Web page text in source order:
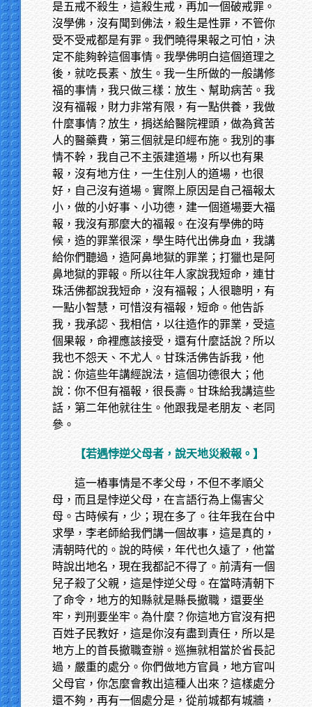
是五戒不殺生，這殺生戒，再加一個破戒罪。
沒學佛，沒有聞到佛法，殺生是性罪，不管你
受不受戒都是有罪。我們曉得果報之可怕，決
定不能夠幹這個事情。我學佛明白這個道理之
後，就吃長素、放生。我一生所做的一般講修
福的事情，我只做三樣：放生、幫助病苦。我
沒有福報，財力非常有限，有一點供養，我做
什麼事情？放生，捐送給醫院裡頭，做為貧苦
人的醫藥費，第三個就是印經布施。我別的事
情不幹，我自己不主張建道場，所以也有果
報，沒有地方住，一生住別人的道場，也很
好，自己沒有道場。實際上原因是自己福報太
小，做的小好事、小功德，建一個道場要大福
報，我沒有那麼大的福報。在沒有學佛的時
候，造的罪業很深，學生時代出佛身血，我講
給你們聽過，造阿鼻地獄的罪業；打獵也是阿
鼻地獄的罪報。所以往年人家說我短命，連甘
珠活佛都說我短命，沒有福報；人很聰明，有
一點小智慧，可惜沒有福報，短命。他告訴
我，我承認、我相信，以往造作的罪業，受這
個果報，命裡應該接受，還有什麼話說？所以
我也不怨天、不尤人。甘珠活佛告訴我，他
說：你這些年講經說法，這個功德很大；他
說：你不但有福報，很長壽。甘珠給我講這些
話，第二年他就往生。他跟我是老朋友、老同
參。
【若遇悖逆父母者，說天地災殺報。】
這一樁事情是不孝父母，不但不孝順父
母，而且是悖逆父母，在言語行為上傷害父
母。古時候有，少；現在多了。往年我在台中
求學，李老師給我們講一個故事，這是真的，
清朝時代的。說的時候，年代也久遠了，他當
時說出地名，現在我都記不得了。前清有一個
兒子殺了父親，這是悖逆父母。在當時清朝下
了命令，地方的知縣就是縣長撤職，還要坐
牢，判刑要坐牢。為什麼？你這地方官沒有把
百姓子民教好，這是你沒有盡到責任，所以是
地方上的首長撤職查辦。巡撫就相當於省長記
過，嚴重的處分。你們做地方官員，地方官叫
父母官，你怎麼會教出這種人出來？這樣處分
還不夠，再有一個處分是，從前城都有城牆，